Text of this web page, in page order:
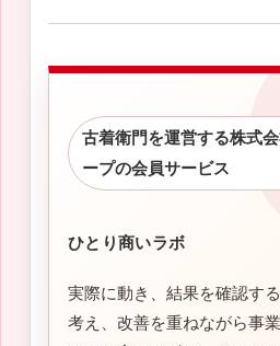
古着衛門を運営する株式
ープの会員サービス
ひとり商いラボ
実際に動き、結果を確認す
考え、改善を重ねながら事